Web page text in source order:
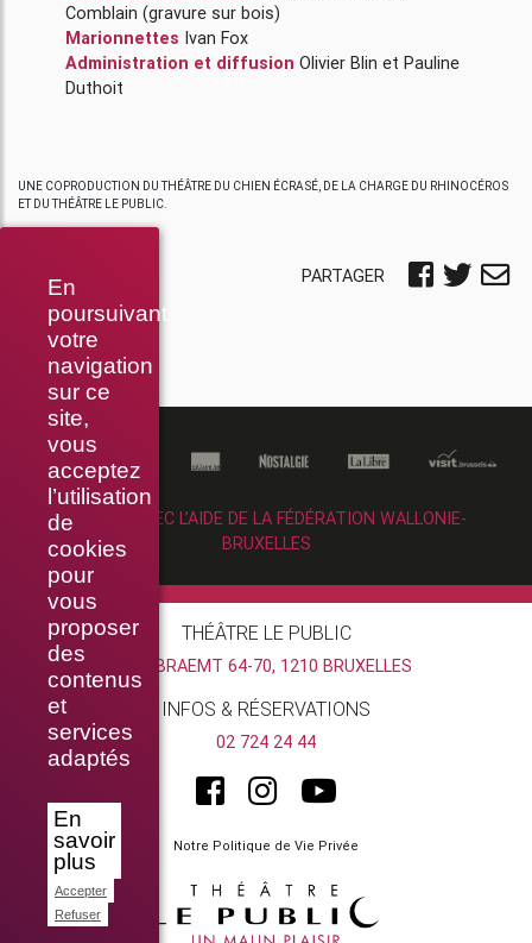
En
poursuivant
votre
navigation
sur ce
site,
vous
acceptez
l’utilisation
de
cookies
pour
vous
proposer
des
contenus
et
services
adaptés
En
savoir
plus
Accepter
Refuser
Comblain (gravure sur bois)
Marionnettes
Ivan Fox
Administration et diffusion Olivier Blin et Pauline
Duthoit
UNE COPRODUCTION DU THÉÂTRE DU CHIEN ÉCRASÉ, DE LA CHARGE DU RHINOCÉROS
ET DU THÉÂTRE LE PUBLIC.
PARTAGER
RÉALISÉ AVEC L’AIDE DE LA FÉDÉRATION WALLONIE-
BRUXELLES
THÉÂTRE LE PUBLIC
RUE BRAEMT 64-70, 1210 BRUXELLES
INFOS & RÉSERVATIONS
02 724 24 44
Notre Politique de Vie Privée